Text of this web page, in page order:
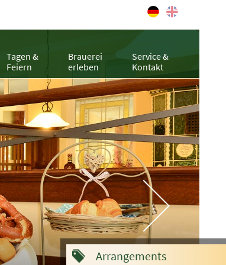
Tagen &
Feiern
Brauerei
erleben
Service &
Kontakt
Arrangements